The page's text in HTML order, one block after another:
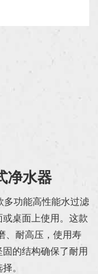
净水器
多功能高性能水过滤
桌面上使用。这款
、耐高压，使用寿
的结构确保了耐用
。